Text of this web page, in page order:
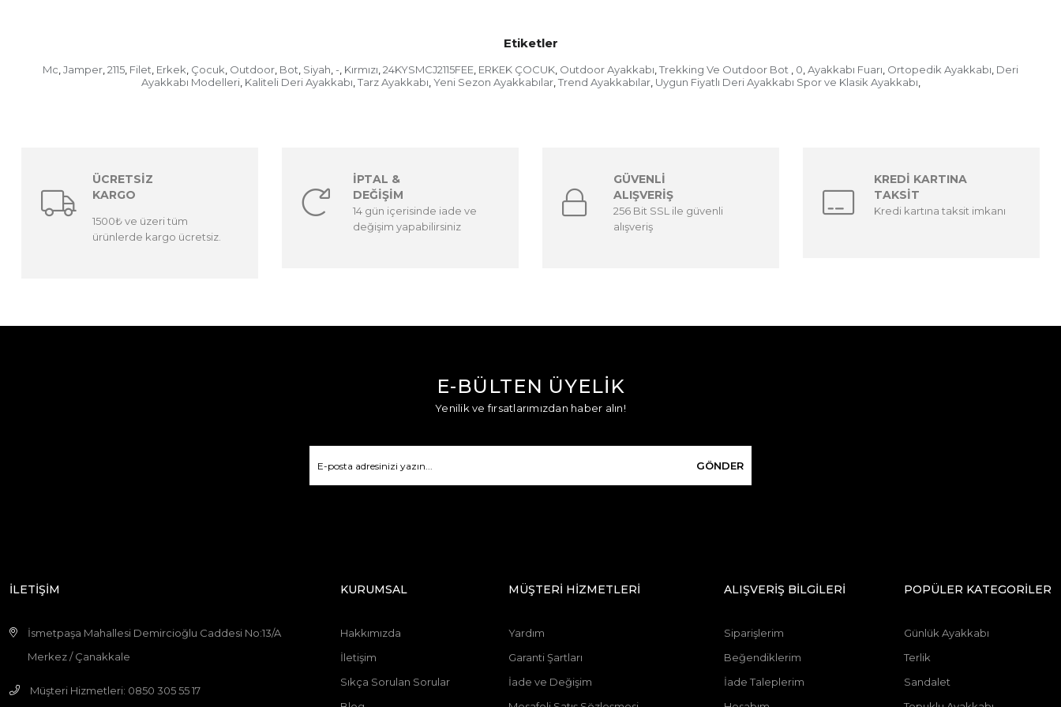
Etiketler
Mc, Jamper, 2115, Filet, Erkek, Çocuk, Outdoor, Bot, Siyah, -, Kırmızı, 24KYSMCJ2115FEE, ERKEK ÇOCUK, Outdoor Ayakkabı, Trekking Ve Outdoor Bot , 0, Ayakkabı Fuarı, Ortopedik Ayakkabı, Deri
Ayakkabı Modelleri, Kaliteli Deri Ayakkabı, Tarz Ayakkabı, Yeni Sezon Ayakkabılar, Trend Ayakkabılar, Uygun Fiyatlı Deri Ayakkabı Spor ve Klasik Ayakkabı,
ÜCRETSİZ
KARGO
1500₺ ve üzeri tüm
ürünlerde kargo ücretsiz.
İPTAL &
DEĞİŞİM
14 gün içerisinde iade ve
değişim yapabilirsiniz
GÜVENLİ
ALIŞVERİŞ
256 Bit SSL ile güvenli
alışveriş
KREDİ KARTINA
TAKSİT
Kredi kartına taksit imkanı
E-BÜLTEN ÜYELİK
Yenilik ve fırsatlarımızdan haber alın!
GÖNDER
İLETİŞİM
İsmetpaşa Mahallesi Demircioğlu Caddesi No:13/A
Merkez / Çanakkale
Müşteri Hizmetleri: 0850 305 55 17
KURUMSAL
Hakkımızda
İletişim
Sıkça Sorulan Sorular
MÜŞTERİ HİZMETLERİ
Yardım
Garanti Şartları
İade ve Değişim
ALIŞVERİŞ BİLGİLERİ
Siparişlerim
Beğendiklerim
İade Taleplerim
POPÜLER KATEGORİLER
Günlük Ayakkabı
Terlik
Sandalet